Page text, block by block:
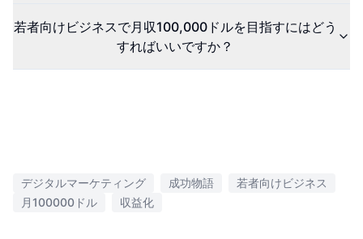
若者向けビジネスで月収100,000ドルを目指すにはどう
すればいいですか？
デジタルマーケティング 成功物語
若者向けビジネス
月100000ドル
収益化